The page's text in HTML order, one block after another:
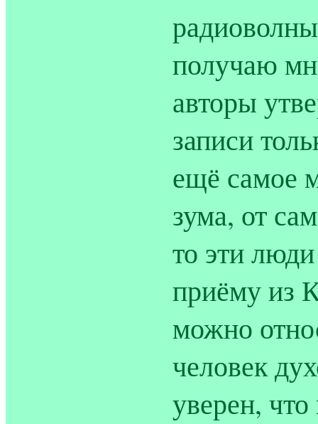
получаю
авторы
записи
ещё самое
зума, от
то эти
приёму из
можно
человек
уверен,